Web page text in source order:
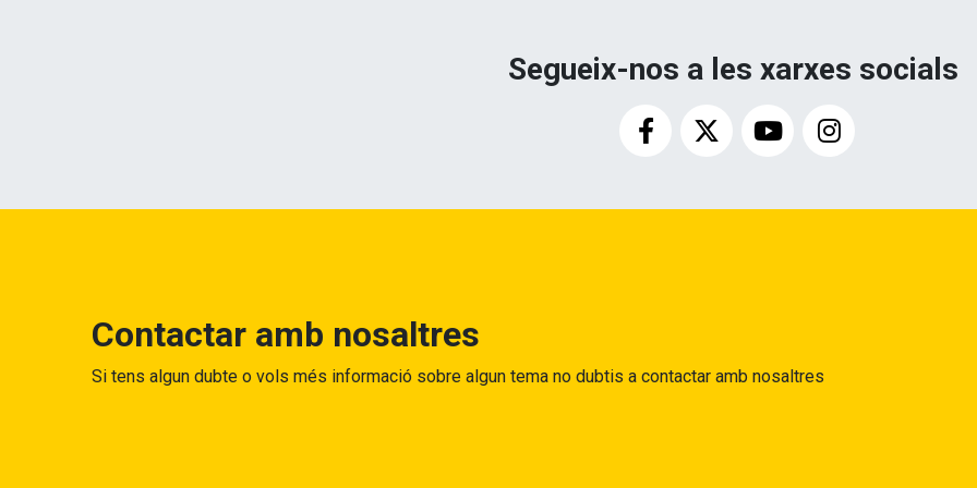
Segueix-nos a les xarxes socials
Contactar amb nosaltres
Si tens algun dubte o vols més informació sobre algun tema no dubtis a contactar amb nosaltres